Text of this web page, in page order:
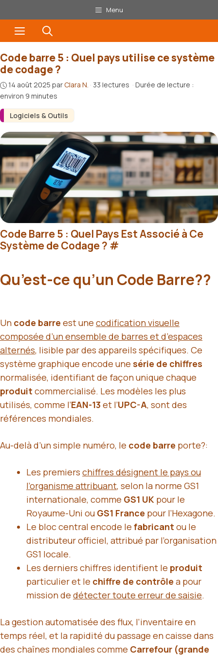
au
contenu
Menu
Menu
Logiciels & Outils
Code barre 5 : Quel pays utilise ce système
de codage ?
14 août 2025 par Clara N. · 33 lectures · Durée de lecture :
environ 9 minutes
Code Barre 5 : Quel Pays Est Associé à Ce
Système de Codage ? #
Qu’est-ce qu’un Code Barre??
Un code barre est une codification visuelle
composée d’un ensemble de barres et d’espaces
alternés, lisible par des appareils spécifiques. Ce
système graphique encode une série de chiffres
normalisée, identifiant de façon unique chaque
produit commercialisé. Les modèles les plus
utilisés, comme l’EAN-13 et l’UPC-A, sont des
références mondiales.
Au-delà d’un simple numéro, le code barre porte?:
Les premiers chiffres désignent le pays ou
l’organisme attribuant, selon la norme GS1
internationale, comme GS1 UK pour le
Royaume-Uni ou GS1 France pour l’Hexagone.
Le bloc central encode le fabricant ou le
distributeur officiel, attribué par l’organisation
GS1 locale.
Les derniers chiffres identifient le produit
particulier et le chiffre de contrôle a pour
mission de détecter toute erreur de saisie.
La gestion automatisée des flux, l’inventaire en
temps réel, et la rapidité du passage en caisse dans
des chaînes mondiales comme Carrefour (grande